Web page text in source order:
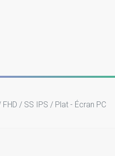
/ SS IPS / Plat - Écran PC